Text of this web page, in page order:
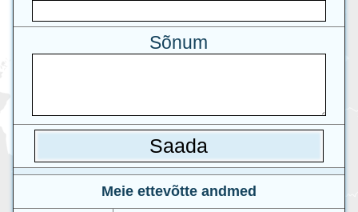
Sõnum
Saada
Meie ettevõtte andmed